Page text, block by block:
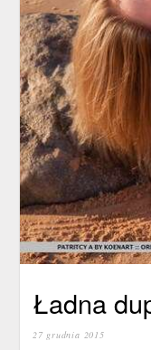
Ładna
27 grudnia 2015